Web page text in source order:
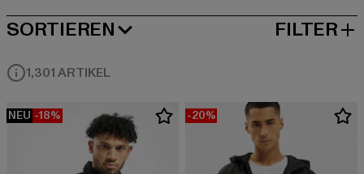
SORTIEREN
BELIEBTESTE FILTER
1,301 ARTIKEL
NEU -18% -20%